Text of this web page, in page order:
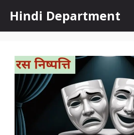
content
Hindi Department